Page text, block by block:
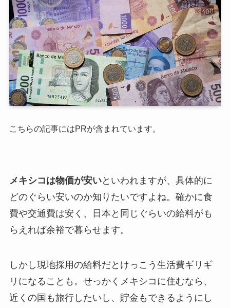
こちらの記事にはPRが含まれています。
メキシコは物価が安いといわれますが、具体的に
どのぐらい安いのか知りたいですよね。確かに食
費や交通費は安く、日本と同じぐらいの給料がも
らえれば余裕で暮らせます。
しかし現地採用の給料だとけっこう生活費ギリギ
リになることも。せっかくメキシコに住むなら、
近くの国も旅行したいし、貯金もできるようにし